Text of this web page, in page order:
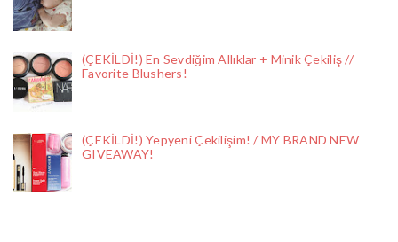
(ÇEKİLDİ!) En Sevdiğim Allıklar + Minik Çekiliş //
Favorite Blushers!
(ÇEKİLDİ!) Yepyeni Çekilişim! / MY BRAND NEW
GIVEAWAY!